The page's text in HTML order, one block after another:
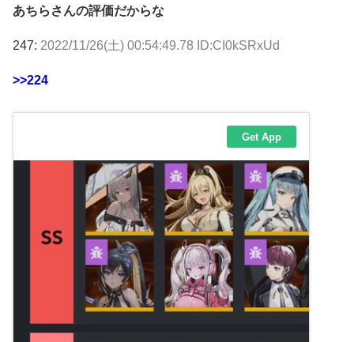
あちらさんの評価だからな
247: 2022/11/26(土) 00:54:49.78 ID:CI0kSRxUd
>>224